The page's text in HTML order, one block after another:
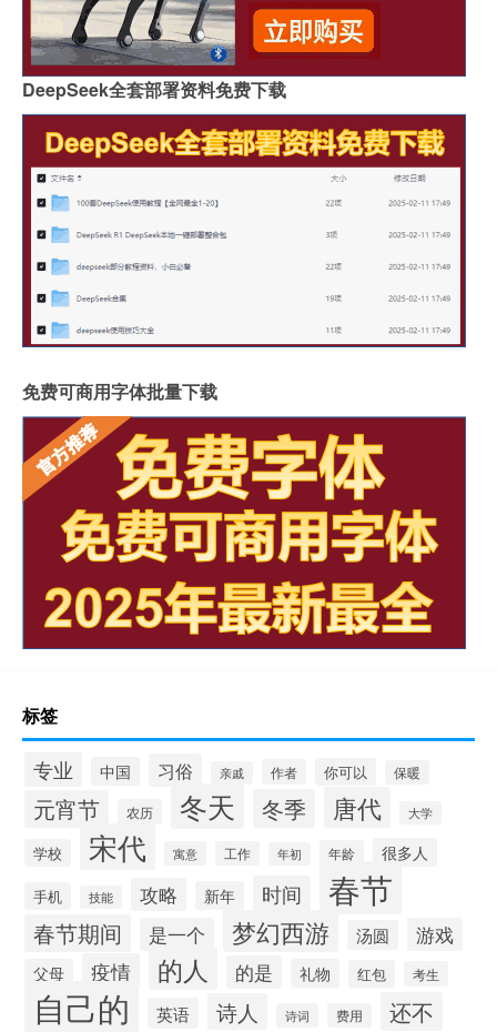
DeepSeek全套部署资料免费下载
免费可商用字体批量下载
标签
专业 中国 习俗 亲戚 作者 你可以 保暖
元宵节 农历 冬天 冬季 唐代 大学
学校 宋代 寓意 工作 年初 年龄 很多人
手机 技能 攻略 新年 时间 春节
春节期间 是一个 梦幻西游 汤圆 游戏
父母 疫情 的人 的是 礼物 红包 考生
自己的 英语 诗人 诗词 费用 还不